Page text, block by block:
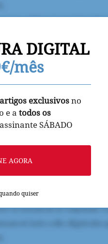
DIGITAL
mês
exclusivosno
e a todos os
SÁBADO
AGORA
quiser